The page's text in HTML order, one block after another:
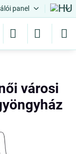
panel
városi